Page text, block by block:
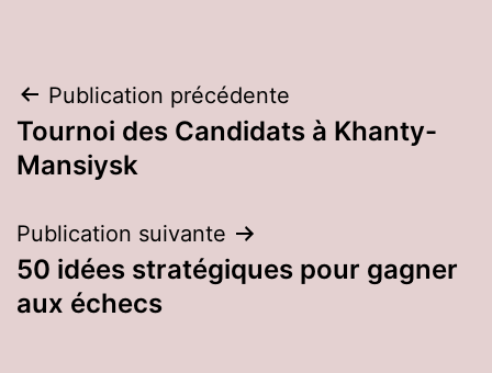
Navigation
de
Publication précédente
Tournoi des Candidats à Khanty-
Mansiysk
Publication suivante
50 idées stratégiques pour gagner
aux échecs